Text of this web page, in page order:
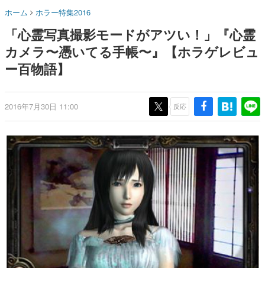
名作ゲームクリエイターの方々に製作時のエピソードをお
きます。
赫本
これからのデジタルゲーム市場を担う若きクリエイター達
の姿を追い、彼らのルーツと情熱を探っていきます。
ゲーム世代の作家たち
ゲームに多大な影響を受けた作家さんに取材し、ゲームが
日本のコンテンツ産業やカルチャーに与えた影響を探る企
画です。
日本モバイルゲーム産業史
日本のモバイルゲーム史における主要なトピック・タイト
ルを網羅するほか、開発者へのインタビューや識者による
解説を掲載。約20年の歴史が一望できる決定版！
若ゲのいたり〜ゲームクリエイターの青春〜
『うつヌケ』『ペンと箸』等で知られるマンガ家・田中圭
一先生によるゲーム業界レポートマンガです。
「ラクーンシティ総合病院」へ
行く配達人の姿が披露
ホーム ホラー特集2016
「心霊写真撮影モードがアツい！」『心霊
カメラ〜憑いてる手帳〜』【ホラゲレビュ
ー百物語】
2016年7月30日 11:00 反応